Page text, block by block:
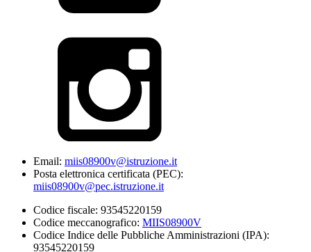
Email: miis08900v@istruzione.it
Posta elettronica certificata (PEC):
miis08900v@pec.istruzione.it
Codice fiscale: 93545220159
Codice meccanografico: MIIS08900V
Codice Indice delle Pubbliche Amministrazioni (IPA):
93545220159